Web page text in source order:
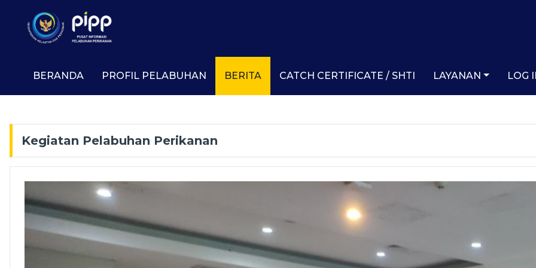
BERANDA PROFIL PELABUHAN BERITA CATCH CERTIFICATE / SHTI LAYANAN LOG
Kegiatan Pelabuhan Perikanan